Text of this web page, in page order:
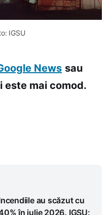
IGSU
News sau
este mai comod.
au scăzut cu
în iulie 2026. IGSU: